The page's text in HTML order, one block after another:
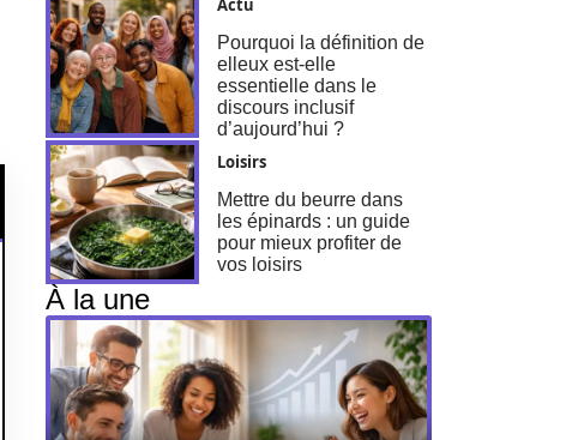
Actu
Pourquoi la définition de
elleux est-elle
essentielle dans le
discours inclusif
d’aujourd’hui ?
Loisirs
Mettre du beurre dans
les épinards : un guide
pour mieux profiter de
vos loisirs
À la une